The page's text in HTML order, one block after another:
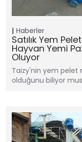
Haberler
Satılık Yem
Hayvan Yemi
Oluyor
Taizy'nin yem pelet
olduğunu biliyor